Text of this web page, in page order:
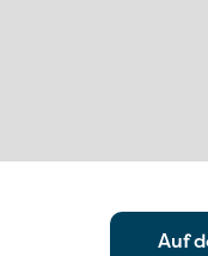
Auf